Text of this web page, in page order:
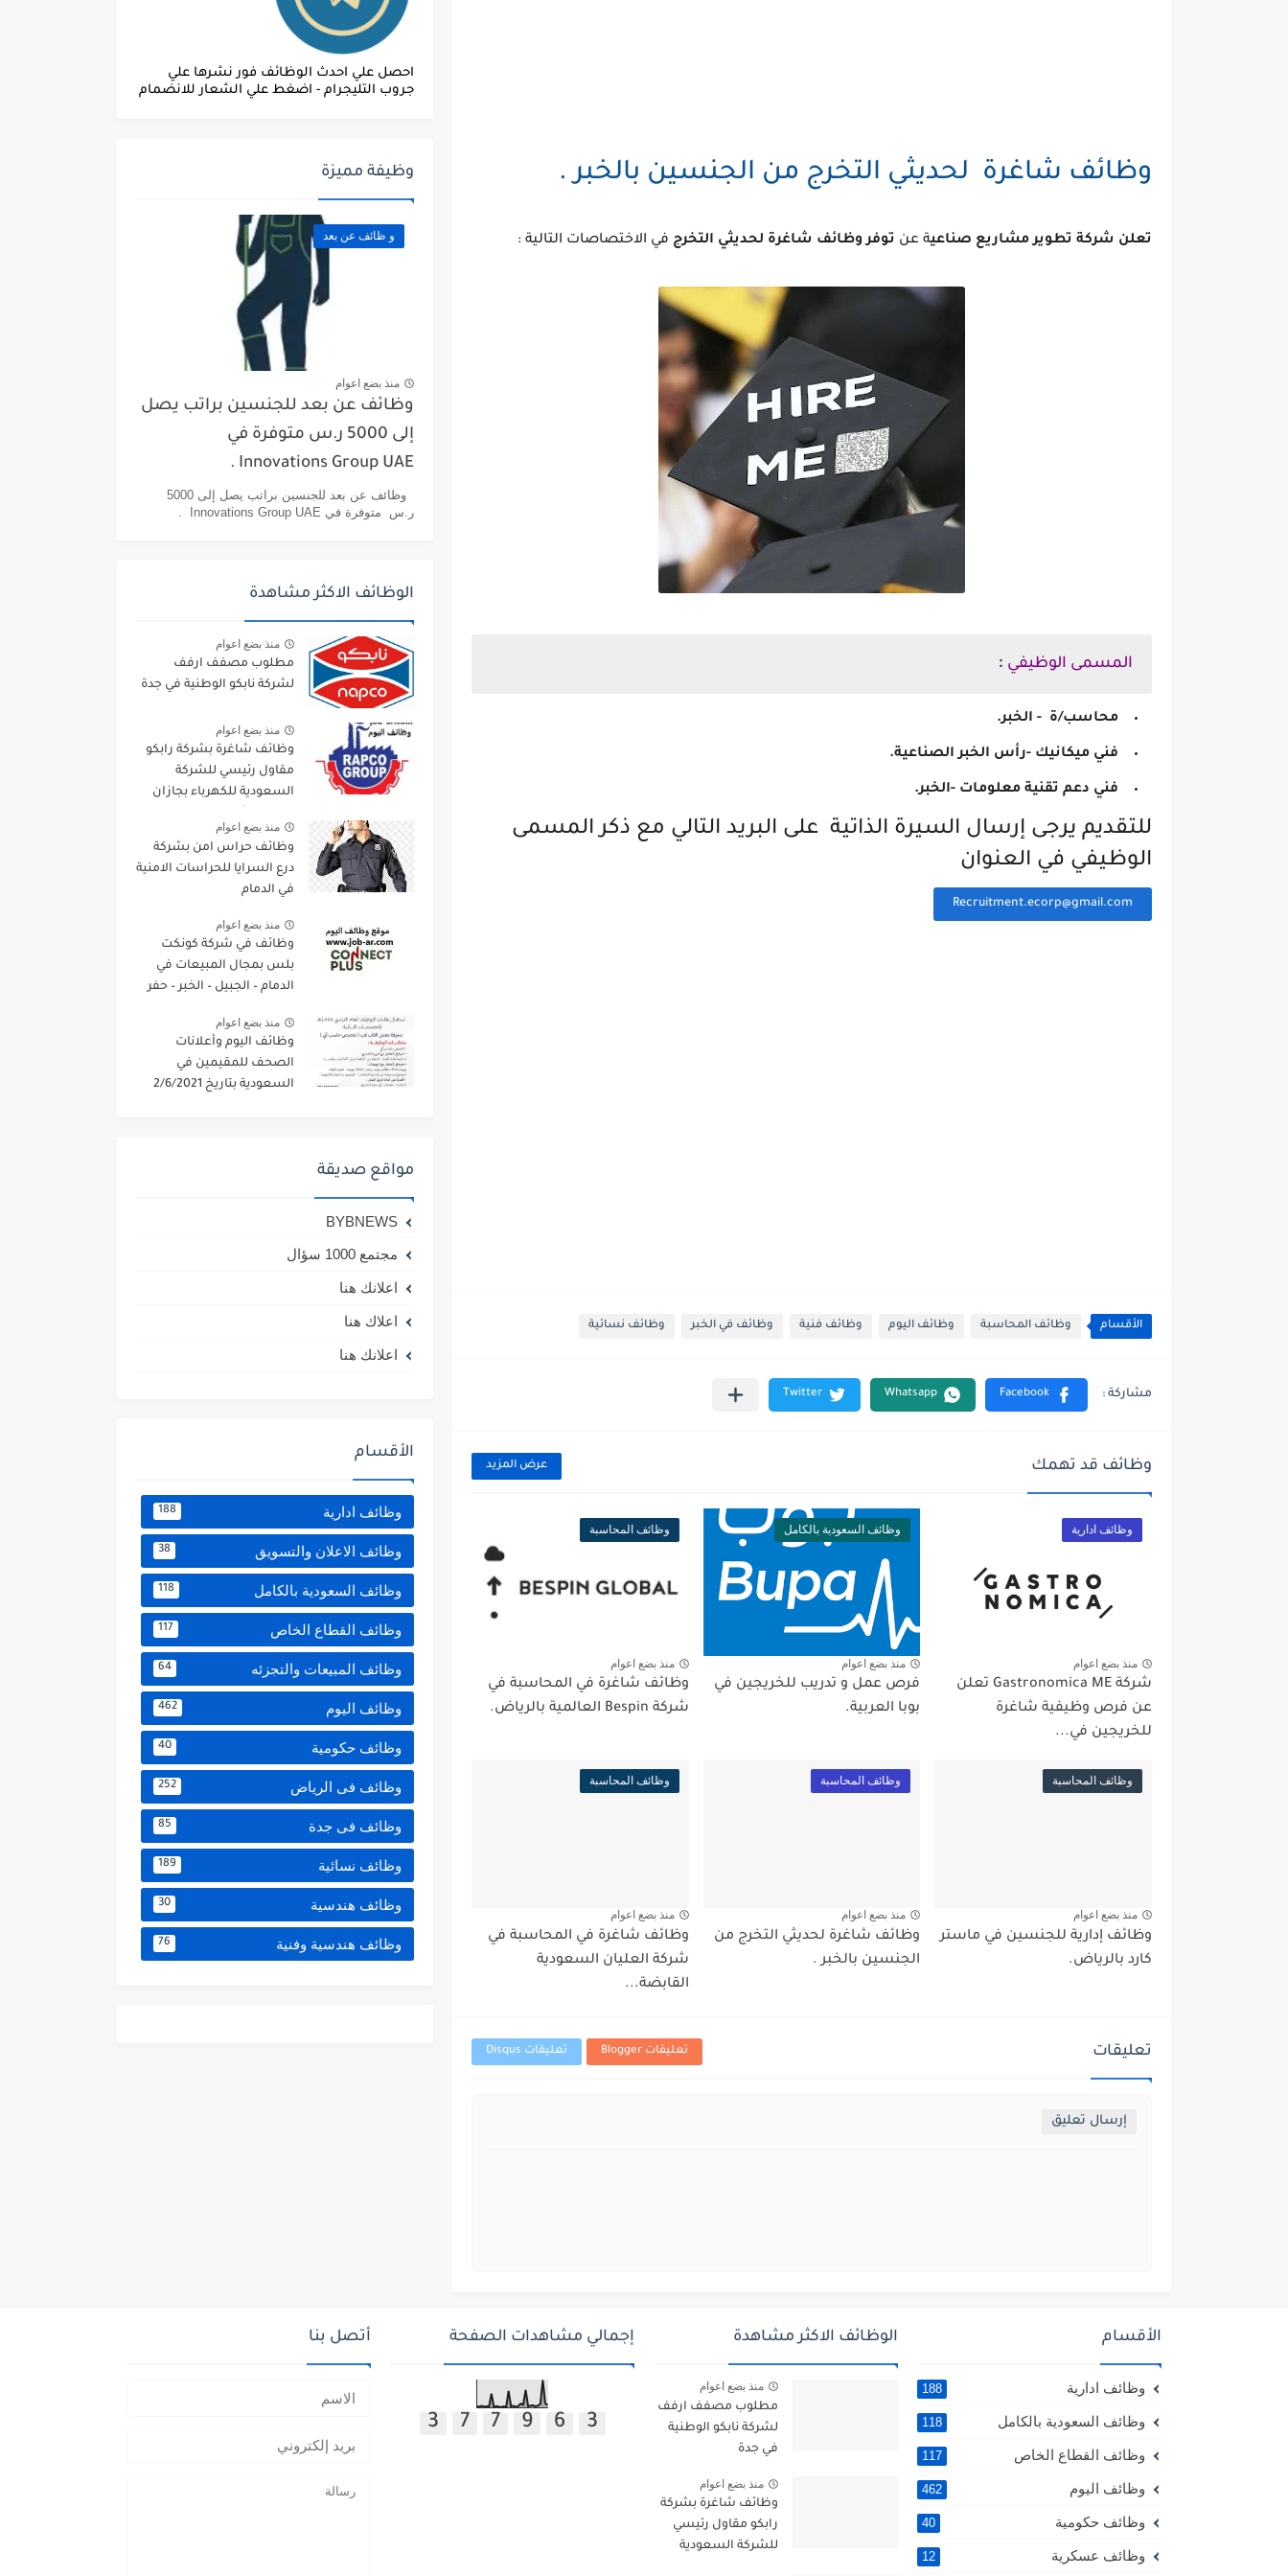
وظائف شاغرة لحديثي التخرج من الجنسين بالخبر .
تعلن شركة تطوير مشاريع صناعية عن توفر وظائف شاغرة لحديثي التخرج في الاختصاصات التالية :
المسمى الوظيفي :
محاسب/ة - الخبر.
فني ميكانيك -رأس الخبر الصناعية.
فني دعم تقنية معلومات -الخبر.
للتقديم يرجى إرسال السيرة الذاتية على البريد التالي مع ذكر المسمى
الوظيفي في العنوان
Recruitment.ecorp@gmail.com
الأقسام وظائف المحاسبة وظائف اليوم وظائف فنية وظائف في الخبر وظائف نسائية
وظائف قد تهمك عرض المزيد
وظائف ادارية
منذ بضع اعوام
شركة Gastronomica ME تعلن
عن فرص وظيفية شاغرة
للخريجين في...
وظائف السعودية بالكامل
منذ بضع اعوام
فرص عمل و تدريب للخريجين في
بوبا العربية.
وظائف المحاسبة
منذ بضع اعوام
وظائف شاغرة في المحاسبة في
شركة Bespin العالمية بالرياض.
وظائف المحاسبة
منذ بضع اعوام
وظائف إدارية للجنسين في ماستر
كارد بالرياض.
وظائف المحاسبة
منذ بضع اعوام
وظائف شاغرة لحديثي التخرج من
الجنسين بالخبر .
وظائف المحاسبة
منذ بضع اعوام
وظائف شاغرة في المحاسبة في
شركة العليان السعودية
القابضة...
تعليقات تعليقات Blogger تعليقات Disqus
إرسال تعليق
احصل علي احدث الوظائف فور نشرها علي
جروب التليجرام - اضغط علي الشعار للانضمام
وظيفة مميزة
و ظائف عن بعد
منذ بضع اعوام
وظائف عن بعد للجنسين براتب يصل
إلى 5000 ر.س متوفرة في
Innovations Group UAE .
وظائف عن بعد للجنسين براتب يصل إلى 5000
ر.س متوفرة في Innovations Group UAE .
الوظائف الاكثر مشاهدة
منذ بضع اعوام
مطلوب مصفف ارفف
لشركة نابكو الوطنية في جدة
منذ بضع اعوام
وظائف شاغرة بشركة رابكو
مقاول رئيسي للشركة
السعودية للكهرباء بجازان
منذ بضع اعوام
وظائف حراس امن بشركة
درع السرايا للحراسات الامنية
في الدمام
منذ بضع اعوام
وظائف في شركة كونكت
بلس بمجال المبيعات في
الدمام – الجبيل – الخبر – حفر
منذ بضع اعوام
وظائف اليوم وأعلانات
الصحف للمقيمين في
السعودية بتاريخ 2/6/2021
مواقع صديقة
BYBNEWS
مجتمع 1000 سؤال
اعلانك هنا
اعلاك هنا
اعلانك هنا
الأقسام
وظائف ادارية 188
وظائف الاعلان والتسويق 38
وظائف السعودية بالكامل 118
وظائف القطاع الخاص 117
وظائف المبيعات والتجزئه 64
وظائف اليوم 462
وظائف حكومية 40
وظائف فى الرياض 252
وظائف فى جدة 85
وظائف نسائية 189
وظائف هندسية 30
وظائف هندسية وفنية 76
الأقسام
وظائف ادارية 188
وظائف السعودية بالكامل 118
وظائف القطاع الخاص 117
وظائف اليوم 462
وظائف حكومية 40
وظائف عسكرية 12
الوظائف الاكثر مشاهدة
منذ بضع اعوام
مطلوب مصفف ارفف
لشركة نابكو الوطنية
في جدة
منذ بضع اعوام
وظائف شاغرة بشركة
رابكو مقاول رئيسي
للشركة السعودية
إجمالي مشاهدات الصفحة
3 7 7 9 6 3
أتصل بنا